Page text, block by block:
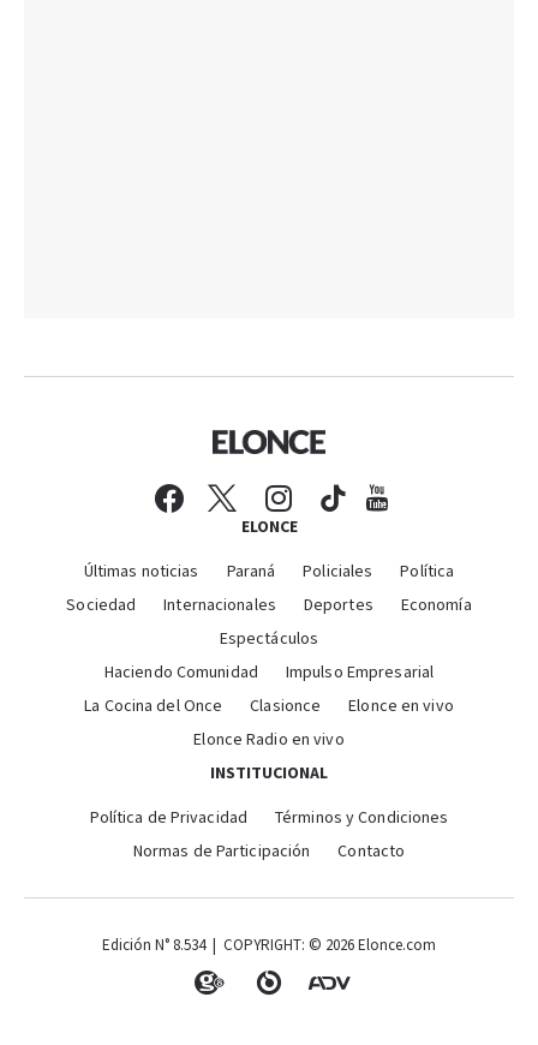
ELONCE
Últimas noticias Paraná Policiales
Política
Sociedad
Internacionales Deportes
Economía
Espectáculos
Haciendo Comunidad
Impulso Empresarial
La Cocina del Once
Clasionce
Elonce en vivo
Elonce Radio en vivo
INSTITUCIONAL
Política de Privacidad
Términos y Condiciones
Normas de Participación
Contacto
Edición N° 8.534 | COPYRIGHT: © 2026 Elonce.com